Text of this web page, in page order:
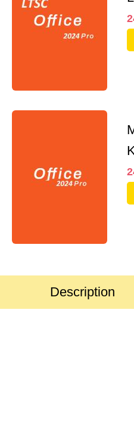
Description